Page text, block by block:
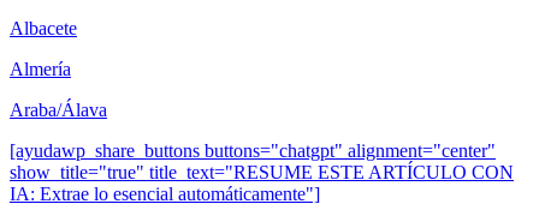
Albacete
Almería
Araba/Álava
[ayudawp_share_buttons buttons="chatgpt" alignment="center"
show_title="true" title_text="RESUME ESTE ARTÍCULO CON
IA: Extrae lo esencial automáticamente"]